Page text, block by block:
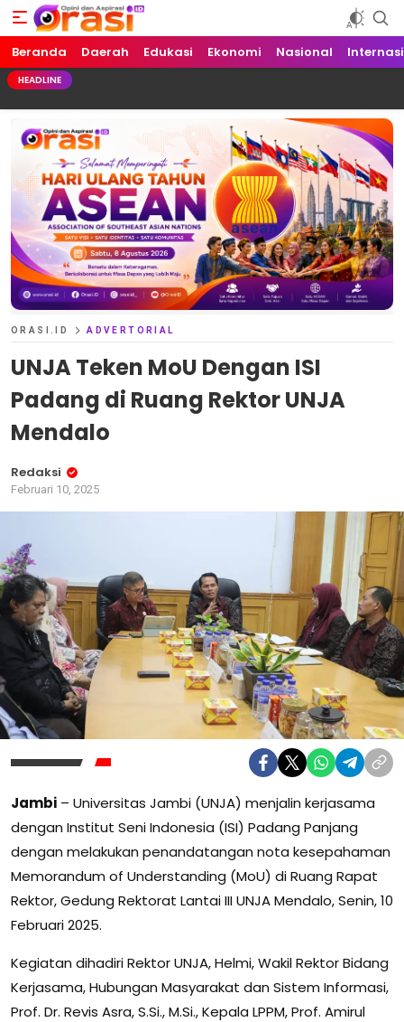
Orasi.ID
Opini dan Aspirasi!
Beranda Daerah Edukasi Ekonomi Nasional
HEADLINE
ORASI.ID ADVERTORIAL
UNJA Teken MoU Dengan ISI
Padang di Ruang Rektor UNJA
Mendalo
Redaksi
Februari 10, 2025
Jambi – Universitas Jambi (UNJA) menjalin kerjasama
dengan Institut Seni Indonesia (ISI) Padang Panjang
dengan melakukan penandatangan nota kesepahaman
Memorandum of Understanding (MoU) di Ruang Rapat
Rektor, Gedung Rektorat Lantai III UNJA Mendalo, Senin, 10
Februari 2025.
Kegiatan dihadiri Rektor UNJA, Helmi, Wakil Rektor Bidang
Kerjasama, Hubungan Masyarakat dan Sistem Informasi,
Prof. Dr. Revis Asra, S.Si., M.Si., Kepala LPPM, Prof. Amirul